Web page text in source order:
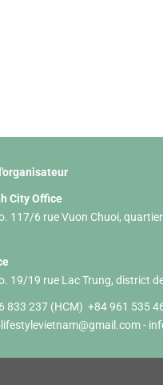
City Office
117/6 rue Vuon Chuoi,
19/19 rue Lac Trung, district
833 237 (HCM) +84 961 535
-